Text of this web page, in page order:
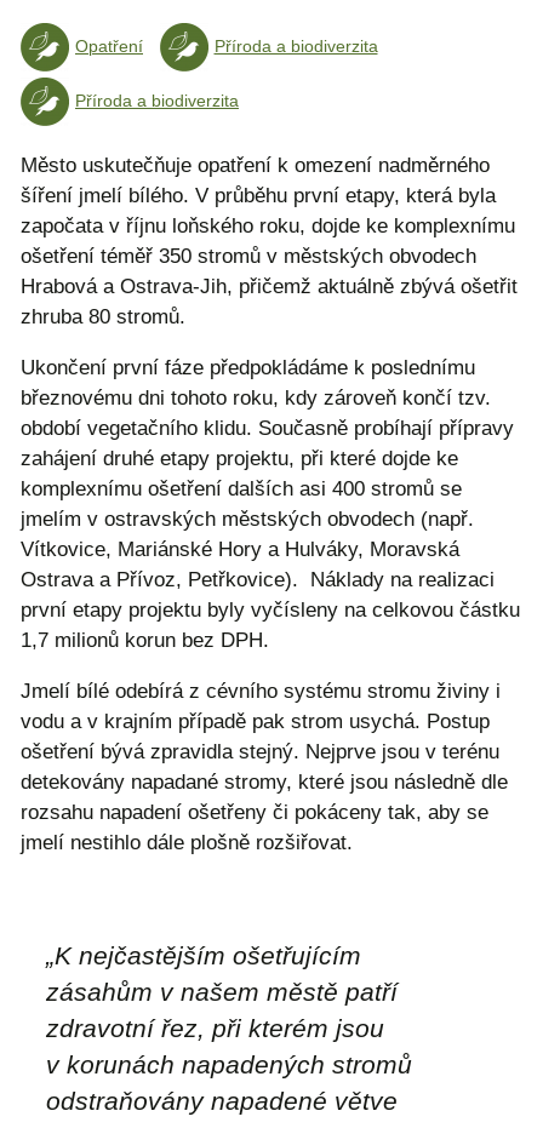
Opatření Příroda a biodiverzita
Příroda a biodiverzita
Město uskutečňuje opatření k omezení nadměrného
šíření jmelí bílého. V průběhu první etapy, která byla
započata v říjnu loňského roku, dojde ke komplexnímu
ošetření téměř 350 stromů v městských obvodech
Hrabová a Ostrava-Jih, přičemž aktuálně zbývá ošetřit
zhruba 80 stromů.
Ukončení první fáze předpokládáme k poslednímu
březnovému dni tohoto roku, kdy zároveň končí tzv.
období vegetačního klidu. Současně probíhají přípravy
zahájení druhé etapy projektu, při které dojde ke
komplexnímu ošetření dalších asi 400 stromů se
jmelím v ostravských městských obvodech (např.
Vítkovice, Mariánské Hory a Hulváky, Moravská
Ostrava a Přívoz, Petřkovice). Náklady na realizaci
první etapy projektu byly vyčísleny na celkovou částku
1,7 milionů korun bez DPH.
Jmelí bílé odebírá z cévního systému stromu živiny i
vodu a v krajním případě pak strom usychá. Postup
ošetření bývá zpravidla stejný. Nejprve jsou v terénu
detekovány napadané stromy, které jsou následně dle
rozsahu napadení ošetřeny či pokáceny tak, aby se
jmelí nestihlo dále plošně rozšiřovat.
„K nejčastějším ošetřujícím
zásahům v našem městě patří
zdravotní řez, při kterém jsou
v korunách napadených stromů
odstraňovány napadené větve